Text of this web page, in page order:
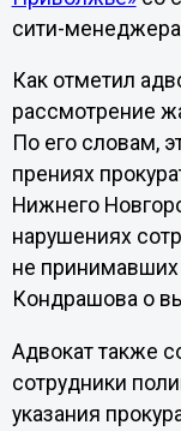
сити-
Как отметил
рассмотрение
По его словам,
прениях
Нижнего
нарушениях
не
Кондрашова о
Адвокат также
сотрудники
указания